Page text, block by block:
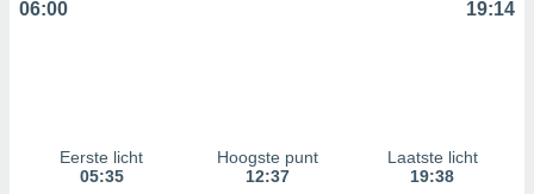
06:00 19:14
Eerste licht
05:35
Hoogste punt
12:37
Laatste licht
19:38